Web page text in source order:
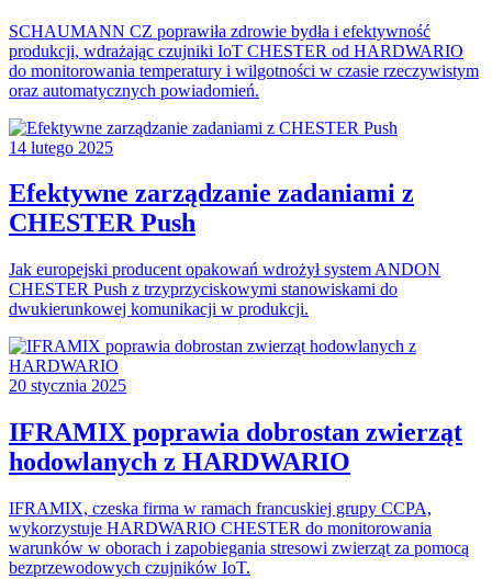
SCHAUMANN CZ poprawiła zdrowie bydła i efektywność
produkcji, wdrażając czujniki IoT CHESTER od HARDWARIO
do monitorowania temperatury i wilgotności w czasie rzeczywistym
oraz automatycznych powiadomień.
14 lutego 2025
Efektywne zarządzanie zadaniami z
CHESTER Push
Jak europejski producent opakowań wdrożył system ANDON
CHESTER Push z trzyprzyciskowymi stanowiskami do
dwukierunkowej komunikacji w produkcji.
20 stycznia 2025
IFRAMIX poprawia dobrostan zwierząt
hodowlanych z HARDWARIO
IFRAMIX, czeska firma w ramach francuskiej grupy CCPA,
wykorzystuje HARDWARIO CHESTER do monitorowania
warunków w oborach i zapobiegania stresowi zwierząt za pomocą
bezprzewodowych czujników IoT.